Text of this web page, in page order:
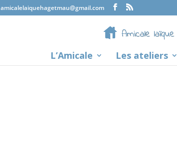
amicalelaiquehagetmau@gmail.com
L’Amicale Les ateliers